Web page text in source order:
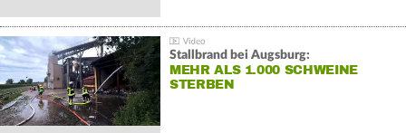
Stallbrand bei Augsburg:
MEHR ALS 1.000 SCHWEINE
STERBEN